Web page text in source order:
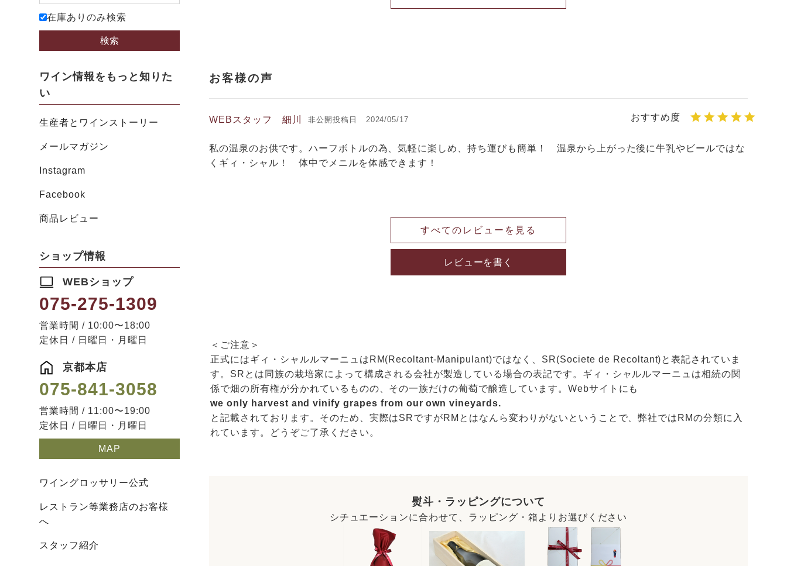
在庫ありのみ検索
検索
ワイン情報をもっと知りた
い
生産者とワインストーリー
メールマガジン
Instagram
Facebook
商品レビュー
ショップ情報
WEBショップ
075-275-1309
営業時間 / 10:00〜18:00
定休日 / 日曜日・月曜日
京都本店
075-841-3058
営業時間 / 11:00〜19:00
定休日 / 日曜日・月曜日
MAP
ワイングロッサリー公式
レストラン等業務店のお客様
へ
スタッフ紹介
WEBスタッフ 細川 非公開 投稿日 2024/05/17
私の温泉のお供です。ハーフボトルの為、気軽に楽しめ、持ち運びも簡単！　温泉から上がった後に牛乳やビールではな
くギィ・シャル！　体中でメニルを体感できます！
すべてのレビューを見る
レビューを書く
＜ご注意＞
正式にはギィ・シャルルマーニュはRM(Recoltant-Manipulant)ではなく、SR(Societe de Recoltant)と表記されていま
す。SRとは同族の栽培家によって構成される会社が製造している場合の表記です。ギィ・シャルルマーニュは相続の関
係で畑の所有権が分かれているものの、その一族だけの葡萄で醸造しています。Webサイトにも
we only harvest and vinify grapes from our own vineyards.
と記載されております。そのため、実際はSRですがRMとはなんら変わりがないということで、弊社ではRMの分類に入
れています。どうぞご了承ください。
熨斗・ラッピングについて
シチュエーションに合わせて、ラッピング・箱よりお選びください